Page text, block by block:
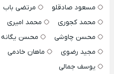
مسعود صادقلو
مرتضی باب
محمد کجوری
محمد امیری
محسن چاوشی
محسن یگانه
مجید رضوی
ماهان خادمی
یوسف جمالی